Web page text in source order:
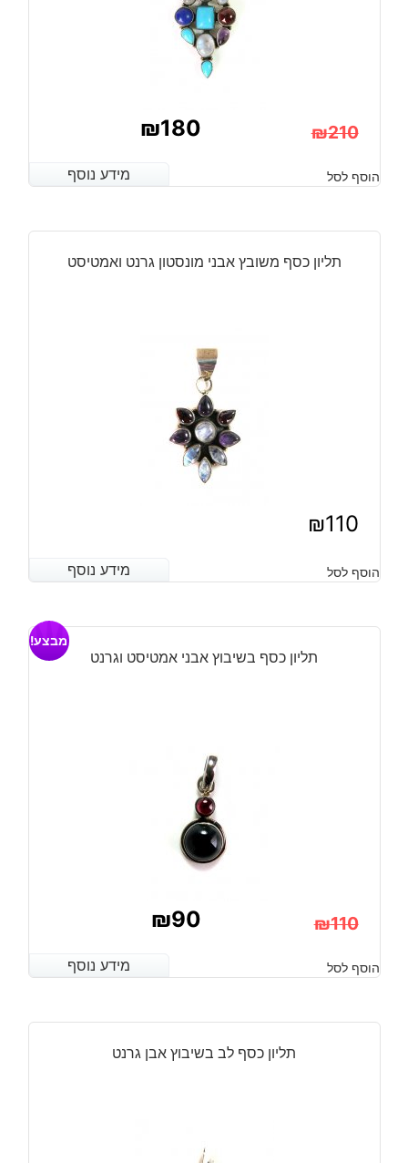
₪210
המקורי
היה:
₪210.
₪180
הנוכחי
הוא:
₪180.
מידע נוסף הוסף לסל מידע נוסף
תליון כסף משובץ אבני מונסטון גרנט ואמטיסט
₪110
מידע נוסף הוסף לסל מידע נוסף
תליון כסף בשיבוץ אבני אמטיסט וגרנט
מבצע!
₪110
המקורי
היה:
₪90
הנוכחי
הוא:
מידע נוסף הוסף לסל מידע נוסף
תליון כסף לב בשיבוץ אבן גרנט